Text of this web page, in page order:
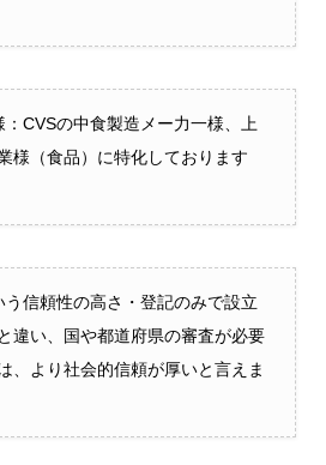
CVSの中食製造メー力一様、上
様（食品）に特化しております
信頼性の高さ・登記のみで設立
違い、国や都道府県の審査が必要
、より社会的信頼が厚いと言えま